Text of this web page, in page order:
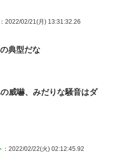
：2022/02/21(月) 13:31:32.26
典型だな
威嚇、みだりな騒音はダ
：2022/02/22(火) 02:12:45.92